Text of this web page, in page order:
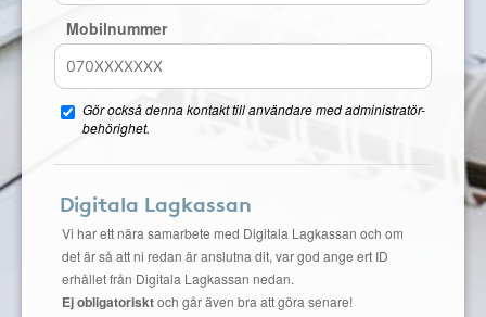
Mobilnummer
Gör också denna kontakt till användare med administratör-
behörighet.
Digitala Lagkassan
Vi har ett nära samarbete med Digitala Lagkassan och om
det är så att ni redan är anslutna dit, var god ange ert ID
erhållet från Digitala Lagkassan nedan.
Ej obligatorisktoch går även bra att göra senare!